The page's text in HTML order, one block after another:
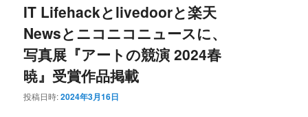
IT Lifehackとlivedoorと楽天
Newsとニコニコニュースに、
写真展『アートの競演 2024春
暁』受賞作品掲載
投稿日時:2024年3月16日